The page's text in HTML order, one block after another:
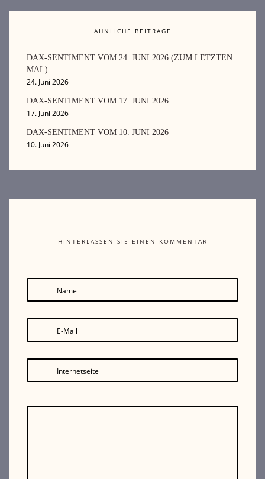
ÄHNLICHE BEITRÄGE
DAX-SENTIMENT VOM 24. JUNI 2026 (ZUM LETZTEN
MAL)
24. Juni 2026
DAX-SENTIMENT VOM 17. JUNI 2026
17. Juni 2026
DAX-SENTIMENT VOM 10. JUNI 2026
10. Juni 2026
HINTERLASSEN SIE EINEN KOMMENTAR
Name
E-Mail
Internetseite